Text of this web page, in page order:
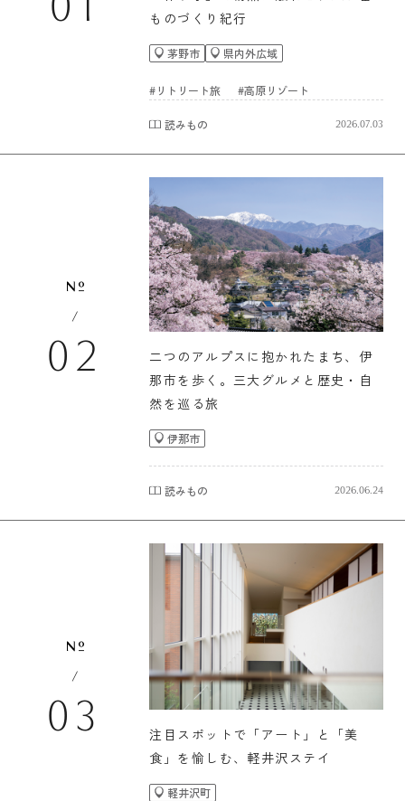
01
ものづくり紀行
茅野市 県内外広域
#リトリート旅 #高原リゾート
読みもの 2026.07.03
/
02
二つのアルプスに抱かれたまち、伊
那市を歩く。三大グルメと歴史・自
然を巡る旅
伊那市
読みもの 2026.06.24
/
03
注目スポットで「アート」と「美
食」を愉しむ、軽井沢ステイ
軽井沢町